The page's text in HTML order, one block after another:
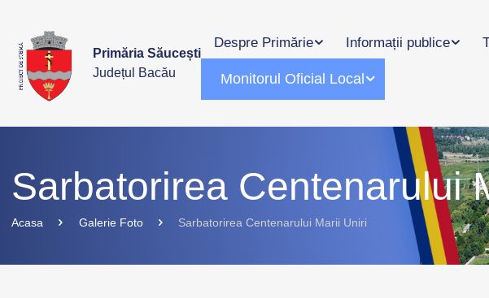
Primăria Săucești
Județul Bacău
Despre Primărie Informații publice
Monitorul Oficial Local
Sarbatorirea Centenarului
Acasa Galerie Foto Sarbatorirea Centenarului Marii Uniri